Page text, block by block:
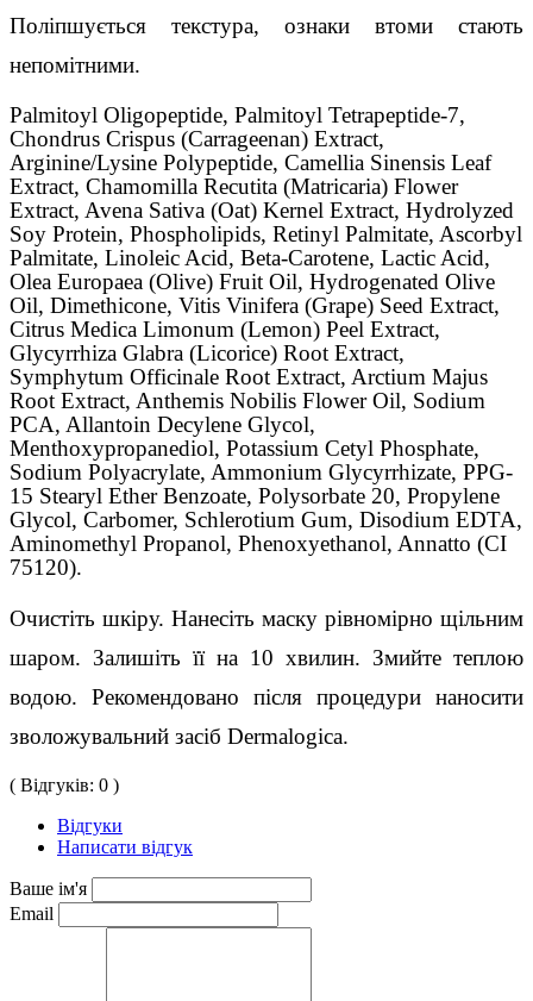
Поліпшується текстура, ознаки втоми стають
непомітними.
Palmitoyl Oligopeptide, Palmitoyl Tetrapeptide-7,
Chondrus Crispus (Carrageenan) Extract,
Arginine/Lysine Polypeptide, Camellia Sinensis Leaf
Extract, Chamomilla Recutita (Matricaria) Flower
Extract, Avena Sativa (Oat) Kernel Extract, Hydrolyzed
Soy Protein, Phospholipids, Retinyl Palmitate, Ascorbyl
Palmitate, Linoleic Acid, Beta-Carotene, Lactic Acid,
Olea Europaea (Olive) Fruit Oil, Hydrogenated Olive
Oil, Dimethicone, Vitis Vinifera (Grape) Seed Extract,
Citrus Medica Limonum (Lemon) Peel Extract,
Glycyrrhiza Glabra (Licorice) Root Extract,
Symphytum Officinale Root Extract, Arctium Majus
Root Extract, Anthemis Nobilis Flower Oil, Sodium
PCA, Allantoin Decylene Glycol,
Menthoxypropanediol, Potassium Cetyl Phosphate,
Sodium Polyacrylate, Ammonium Glycyrrhizate, PPG-
15 Stearyl Ether Benzoate, Polysorbate 20, Propylene
Glycol, Carbomer, Schlerotium Gum, Disodium EDTA,
Aminomethyl Propanol, Phenoxyethanol, Annatto (CI
75120).
Очистіть шкіру. Нанесіть маску рівномірно щільним
шаром. Залишіть її на 10 хвилин. Змийте теплою
водою. Рекомендовано після процедури наносити
зволожувальний засіб Dermalogica.
( Відгуків: 0 )
Відгуки
Написати відгук
Ваше ім'я
Email